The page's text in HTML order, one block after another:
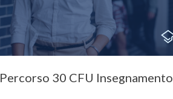
Percorso 30 CFU Insegnamento